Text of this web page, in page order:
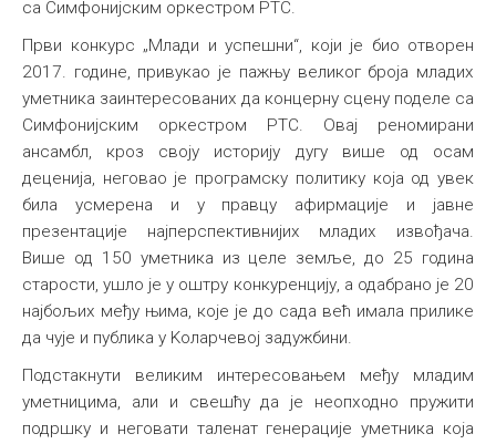
са Симфонијским оркестром РТС.
Први конкурс „Млади и успешни“, који је био отворен
2017. године, привукао је пажњу великог броја младих
уметника заинтересованих да концерну сцену поделе са
Симфонијским оркестром РТС. Овај реномирани
ансамбл, кроз своју историју дугу више од осам
деценија, неговао је програмску политику која од увек
била усмерена и у правцу афирмације и јавне
презентације најперспективнијих младих извођача.
Више од 150 уметника из целе земље, до 25 година
старости, ушло је у оштру конкуренцију, а одабрано је 20
најбољих међу њима, које је до сада већ имала прилике
да чује и публика у Kоларчевој задужбини.
Подстакнути великим интересовањем међу младим
уметницима, али и свешћу да је неопходно пружити
подршку и неговати таленат генерације уметника која